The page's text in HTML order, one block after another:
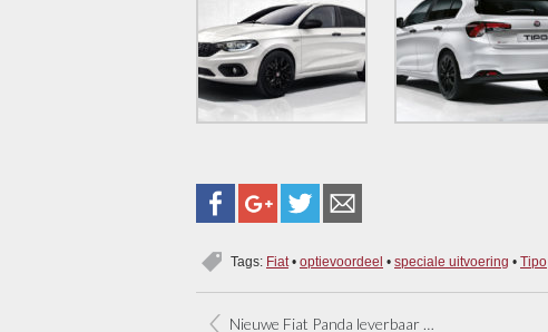
Tags: Fiat • optievoordeel • speciale uitvoering • Tipo
Nieuwe Fiat Panda leverbaar vanaf €12.395,-